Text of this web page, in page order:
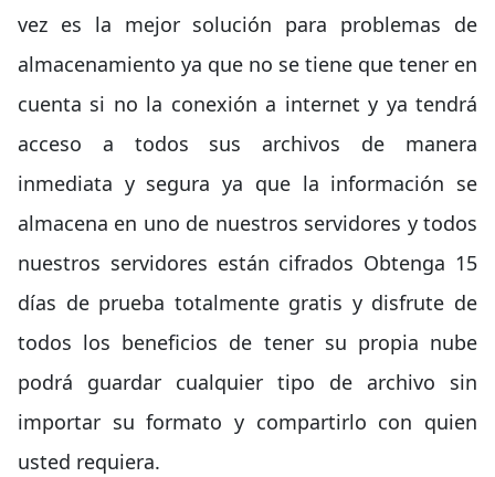
vez es la mejor solución para problemas de
almacenamiento ya que no se tiene que tener en
cuenta si no la conexión a internet y ya tendrá
acceso a todos sus archivos de manera
inmediata y segura ya que la información se
almacena en uno de nuestros servidores y todos
nuestros servidores están cifrados Obtenga 15
días de prueba totalmente gratis y disfrute de
todos los beneficios de tener su propia nube
podrá guardar cualquier tipo de archivo sin
importar su formato y compartirlo con quien
usted requiera.